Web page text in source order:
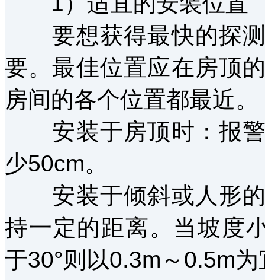
要想获得最快的探测
要。最佳位置应在房顶
房间的各个位置都最近。
安装于房顶时：报警
少50cm。
安装于倾斜或人形的
持一定的距离。当坡度
于30°则以0.3m～0.5m为